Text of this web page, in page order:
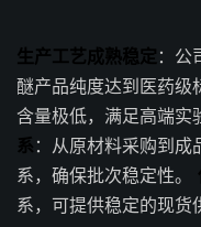
生产工艺成熟稳定 ：公
醚产品纯度达到医药
含量极低，满足高端实
系 ：从原材料采购到
系，确保批次稳定性。
系，可提供稳定的现货